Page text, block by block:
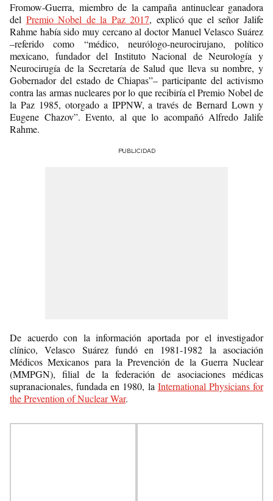
Fromow-Guerra, miembro de la campaña antinuclear ganadora
del Premio Nobel de la Paz 2017, explicó que el señor Jalife
Rahme había sido muy cercano al doctor Manuel Velasco Suárez
–referido como “médico, neurólogo-neurocirujano, político
mexicano, fundador del Instituto Nacional de Neurología y
Neurocirugía de la Secretaría de Salud que lleva su nombre, y
Gobernador del estado de Chiapas”– participante del activismo
contra las armas nucleares por lo que recibiría el Premio Nobel de
la Paz 1985, otorgado a IPPNW, a través de Bernard Lown y
Eugene Chazov”.Evento, al que lo acompañó Alfredo Jalife
Rahme.
PUBLICIDAD
De acuerdo con la información aportada por el investigador
clínico, Velasco Suárez fundó en 1981-1982 la asociación
Médicos Mexicanos para la Prevención de la Guerra Nuclear
(MMPGN), filial de la federación de asociaciones médicas
supranacionales, fundada en 1980, la International Physicians for
the Prevention of Nuclear War.